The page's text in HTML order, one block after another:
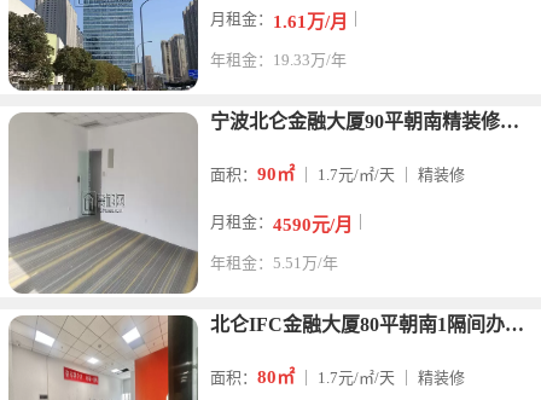
月租金： 1.61万/月
年租金：19.33万/年
宁波北仑金融大厦90平朝南精装修出租4590元一个月
面积： 90㎡｜ 1.7元/㎡/天 ｜ 精装修
月租金： 4590元/月
年租金：5.51万/年
北仑IFC金融大厦80平朝南1隔间办公室出租
面积： 80㎡｜ 1.7元/㎡/天 ｜ 精装修